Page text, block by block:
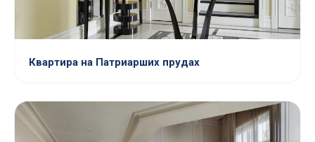
Квартира на Патриарших прудах